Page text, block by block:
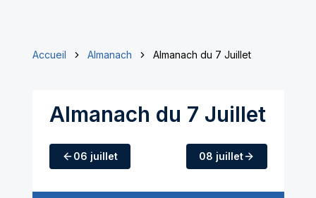
Accueil Almanach Almanach du 7 Juillet
Almanach du 7 Juillet
06 juillet 08 juillet